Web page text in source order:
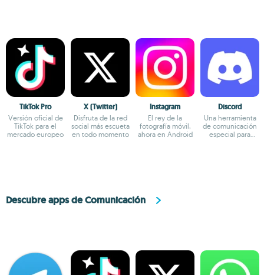
TikTok Pro
Versión oficial de
TikTok para el
mercado europeo
X (Twitter)
Disfruta de la red
social más escueta
en todo momento
Instagram
El rey de la
fotografía móvil,
ahora en Android
Discord
Una herramienta
de comunicación
especial para
Descubre apps de Comunicación